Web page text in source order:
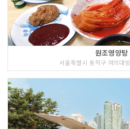
원조영양탕
서울특별시 동작구 여의대